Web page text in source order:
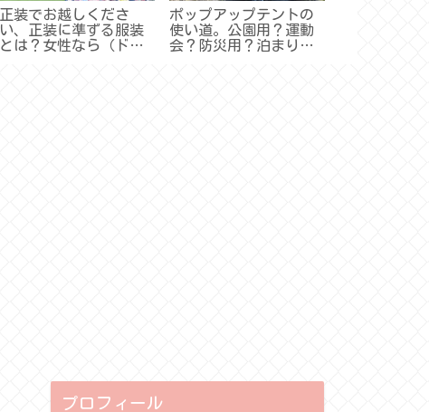
正装でお越しくださ
い、正装に準ずる服装
とは？女性なら（ドレ
ポップアップテントの
使い道。公園用？運動
会？防災用？泊まりは
プロフィール